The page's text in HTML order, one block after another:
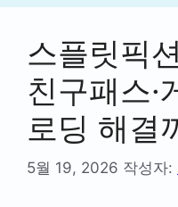
리
스플릿픽
친구패스·
로딩 해결
5월 19, 2026 작성자: